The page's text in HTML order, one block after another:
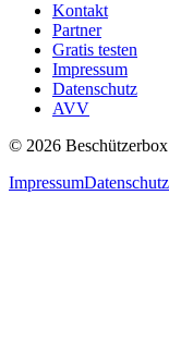
Kontakt
Partner
Gratis testen
Impressum
Datenschutz
AVV
© 2026
ImpressumDatenschutz